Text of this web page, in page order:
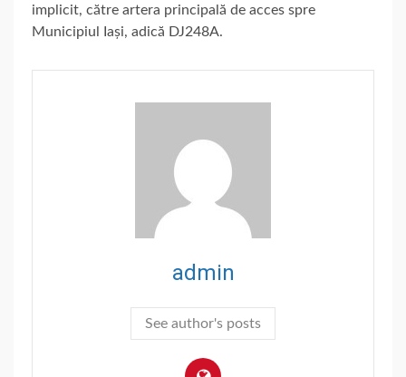
implicit, către artera principală de acces spre
Municipiul Iași, adică DJ248A.
admin
See author's posts